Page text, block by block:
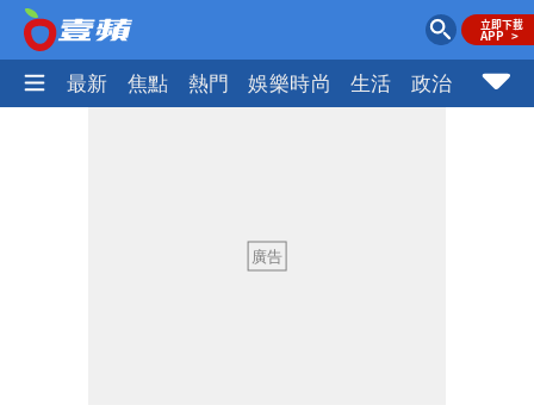
最新 焦點 熱門 娛樂時尚 生活 政治 社會